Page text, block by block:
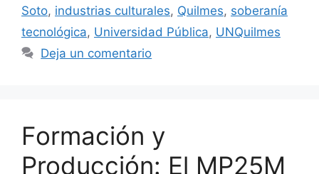
Soto, industrias culturales, Quilmes, soberanía
tecnológica, Universidad Pública, UNQuilmes
Deja un comentario
Formación y
Producción: El MP25M